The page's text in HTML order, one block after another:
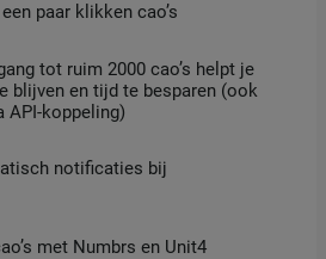
paar klikken cao’s
tot ruim 2000 cao’s helpt je
blijven en tijd te besparen (ook
API-koppeling)
notificaties bij
met Numbrs en Unit4